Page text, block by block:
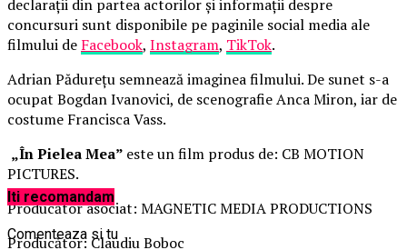
declarații din partea actorilor și informații despre
concursuri sunt disponibile pe paginile social media ale
filmului de Facebook, Instagram, TikTok.
Adrian Pădurețu semnează imaginea filmului. De sunet s-a
ocupat Bogdan Ivanovici, de scenografie Anca Miron, iar de
costume Francisca Vass.
„În Pielea Mea” este un film produs de: CB MOTION
PICTURES.
Producător asociat: MAGNETIC MEDIA PRODUCTIONS
Producător: Claudiu Boboc
Iti recomandam
Comenteaza si tu